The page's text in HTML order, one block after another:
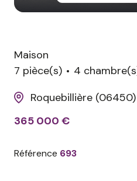
Maison
7 pièce(s)
4
Roquebillière (06450)
365 000 €
Référence 693